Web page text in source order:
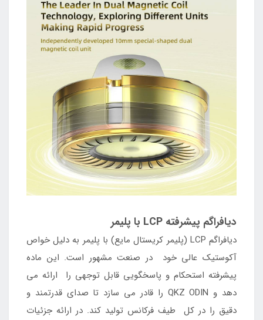
دیافراگم پیشرفته LCP با پلیمر
دیافراگم LCP (پلیمر کریستال مایع) با پلیمر به دلیل خواص
آکوستیک عالی خود در صنعت مشهور است. این ماده
پیشرفته استحکام و پاسخگویی قابل توجهی را ارائه می
دهد و QKZ ODIN را قادر می سازد تا صدای قدرتمند و
دقیق را در کل طیف فرکانس تولید کند. در ارائه جزئیات